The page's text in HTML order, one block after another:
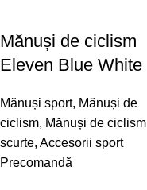
Mănuși de ciclism
Eleven Blue White
Mănuși sport, Mănuși de
ciclism, Mănuși de ciclism
scurte, Accesorii sport
Precomandă